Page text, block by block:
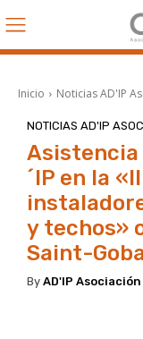
Inicio Noticias AD'IP
NOTICIAS AD'IP
Asistencia
´IP en la
y techos»
Saint-
By AD'IP Asociación